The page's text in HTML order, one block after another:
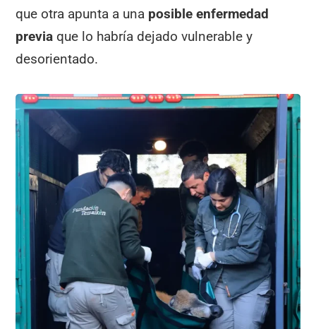
que otra apunta a una posible enfermedad
previa que lo habría dejado vulnerable y
desorientado.